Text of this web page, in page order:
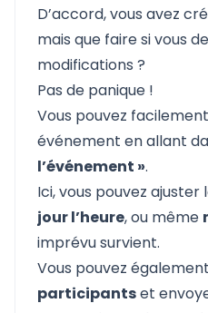
D’accord, vous avez
mais que faire si vous
modifications ?
Pas de panique !
Vous pouvez
événement en allant
l’événement ».
Ici, vous pouvez ajuster
jour l’heure, ou même
imprévu survient.
Vous pouvez
participantset